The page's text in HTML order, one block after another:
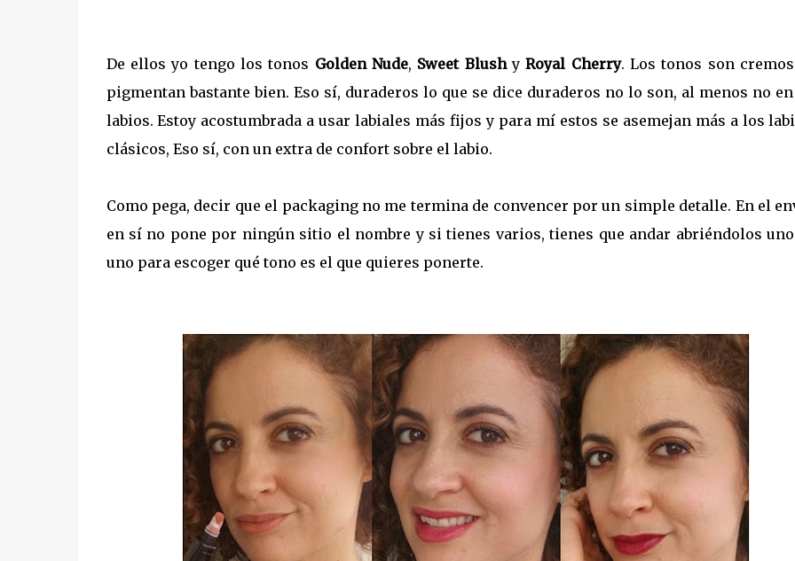
De ellos yo tengo los tonos Golden Nude, Sweet BlushyRoyal Cherry. Los tonos son
pigmentan bastante bien. Eso sí, duraderos lo que se dice duraderos no lo son, al menos no
labios. Estoy acostumbrada a usar labiales más fijos y para mí estos se asemejan más a los
clásicos, Eso sí, con un extra de confort sobre el labio.
Como pega, decir que el packaging no me termina de convencer por un simple detalle. En el
en sí no pone por ningún sitio el nombre y si tienes varios, tienes que andar abriéndolos
uno para escoger qué tono es el que quieres ponerte.